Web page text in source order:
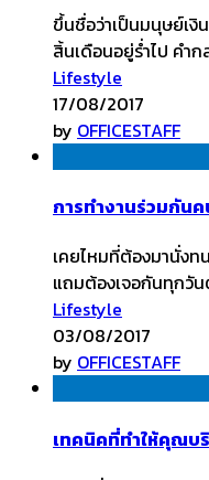
ขึ้นชื่อว่าเป็นมนุษย์เงิ
สิ้นเดือนอยู่ร่ำไป คำก
Lifestyle
17/08/2017
by OFFICESTAFF
การทำงานร่วมกัน
เคยไหมที่ต้องมานั่ง
แถมต้องเจอกันทุกวั
Lifestyle
03/08/2017
by OFFICESTAFF
เทคนิคที่ทำให้คุณบ